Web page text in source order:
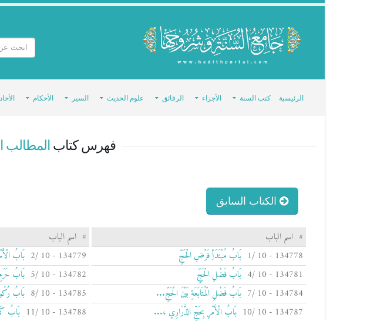
الرئيسية كتب السنة الأجزاء الرقائق علوم الحديث السير الأحكام
فهرس كتاب المطالب
الكتاب السابق
# اسم الباب # اسم الباب
134778 - 10 /1
بَابُ مُبْتَدَأِ فَرْضِ الْحَجِّ 134779 - 10 /2 بَابُ
134781 - 10 /4
بَابُ فَضْلِ الْحَجِّ 134782 - 10 /5 بَابُ
134784 - 10 /7
بَابُ فَضْلِ الْمُتَابَعَةِ بَيْنَ الْحَجِّ... 134785 - 10 /8 بَابُ
134787 - 10 /10
بَابُ الْأَمْرِ بِحَجِّ الذَّرَارِي ،... 134788 - 10 /11 بَابُ